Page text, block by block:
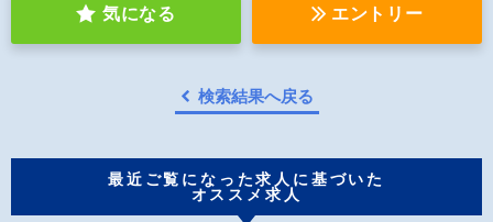
気になる エントリー
検索結果へ戻る
最近ご覧になった求人に基づいた
オススメ求人